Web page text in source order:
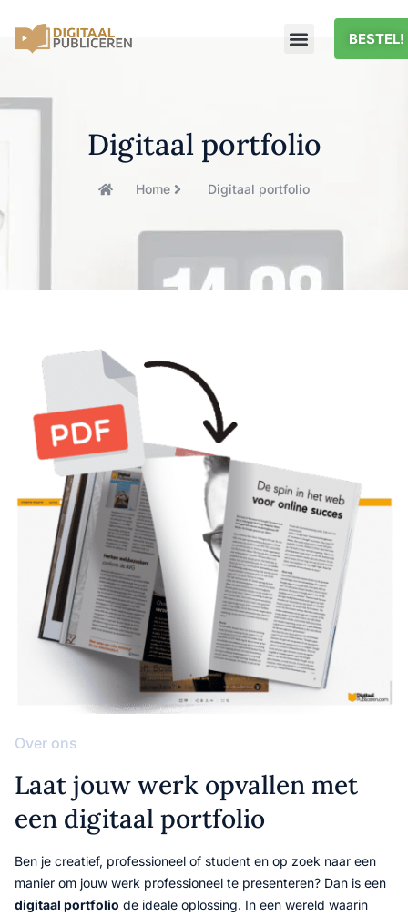
BESTEL!
Digitaal portfolio
Home Digitaal portfolio
Over ons
Laat jouw werk opvallen met
een digitaal portfolio
Ben je creatief, professioneel of student en op zoek naar een
manier om jouw werk professioneel te presenteren? Dan is een
digitaal portfolio de ideale oplossing. In een wereld waarin